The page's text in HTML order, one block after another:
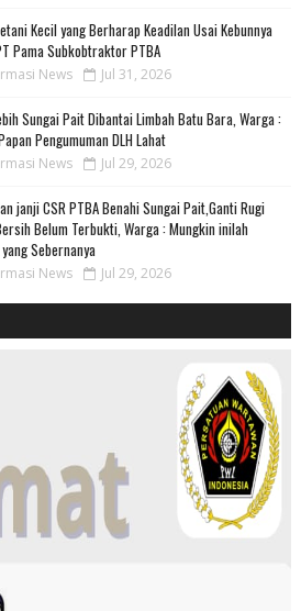
Kecil yang Berharap Keadilan Usai Kebunnya
Pama Subkobtraktor PTBA
News Jul 31, 2026
Sungai Pait Dibantai Limbah Batu Bara, Warga :
Pengumuman DLH Lahat
News Jul 29, 2026
janji CSR PTBA Benahi Sungai Pait,Ganti Rugi
Belum Terbukti, Warga : Mungkin inilah
Sebernanya
News Jul 29, 2026